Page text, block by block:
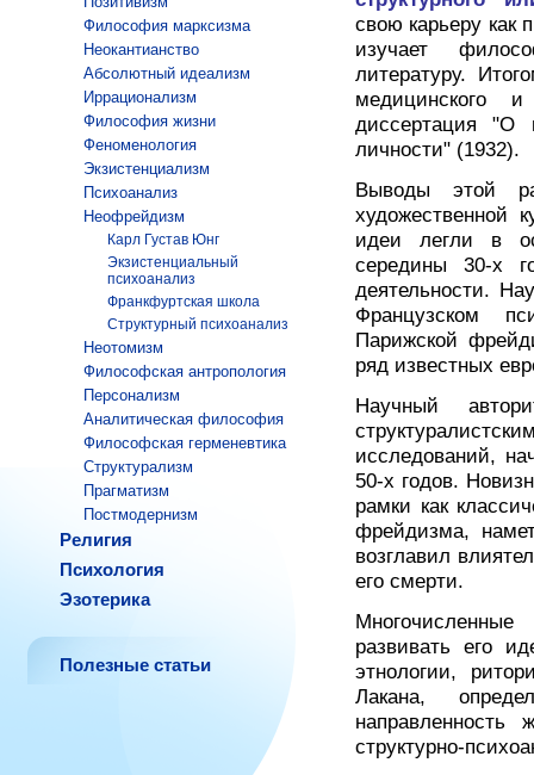
Философия марксизма
Неокантианство
Абсолютный идеализм
Иррационализм
Философия жизни
Феноменология
Экзистенциализм
Психоанализ
Неофрейдизм
Карл Густав Юнг
Экзистенциальный
психоанализ
Франкфуртская школа
Структурный психоанализ
Неотомизм
Философская антропология
Персонализм
Аналитическая философия
Философская герменевтика
Структурализм
Прагматизм
Постмодернизм
Религия
Психология
Эзотерика
Полезные статьи
свою карьеру как
изучает
литературу.
медицинского
диссертация "О
личности" (1932).
Выводы этой
художественной
идеи легли в
середины 30-х
деятельности.
Французском
Парижской
ряд известных
Научный
исследований,
50-х годов.
рамки как
фрейдизма,
возглавил
его смерти.
развивать его
этнологии,
Лакана,
структурно-